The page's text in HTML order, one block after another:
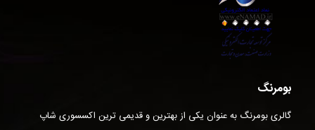
بومرنگ
گالری بومرنگ به عنوان یکی از بهترین و قدیمی ترین اکسسوری شاپ